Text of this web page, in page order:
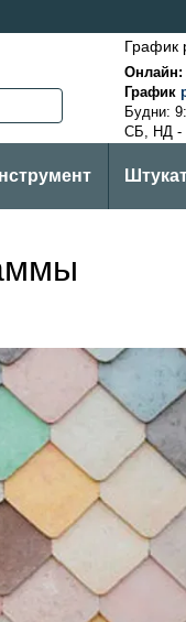
График
Онлайн:
График
Будни:
СБ, НД -